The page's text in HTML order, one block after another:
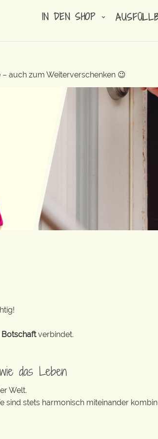
IN DEN SHOP
auch zum Weiterverschenken 😉
Botschaftverbindet.
das Leben
Welt.
sind stets harmonisch miteinander